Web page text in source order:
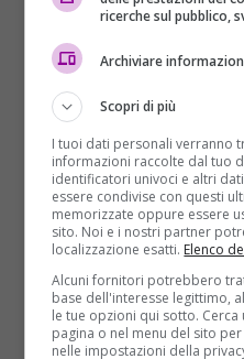
territorialmente) e con la
cui viene prestata tutta
Franco De Simone
dall’account Twitter
chirurgo con vasta
all’estero per conto della
È adesso purtroppoil
ucciso in Burundidopo
e di sicurezza nel Paese
fa, infatti, il presidente
attualmente in carica,
candidatura per un terzo
rivolta. Precedentemente
ricerche sul pubblico,
Archiviare
Scopri di più
I tuoi dati personali verranno
informazioni raccolte dal tuo
identificatori univoci e altri
essere condivise con questi
memorizzate oppure essere
sito. Noi e i nostri partner
localizzazione esatti. Elenco
Alcuni fornitori potrebbero
base dell'interesse legittimo,
le tue opzioni qui sotto.
pagina o nel menu del sito
nelle impostazioni della